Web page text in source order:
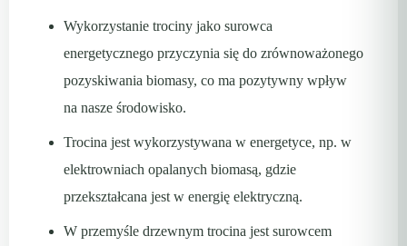
Wykorzystanie trociny jako surowca
energetycznego przyczynia się do zrównoważonego
pozyskiwania biomasy, co ma pozytywny wpływ
na nasze środowisko.
Trocina jest wykorzystywana w energetyce, np. w
elektrowniach opalanych biomasą, gdzie
przekształcana jest w energię elektryczną.
W przemyśle drzewnym trocina jest surowcem